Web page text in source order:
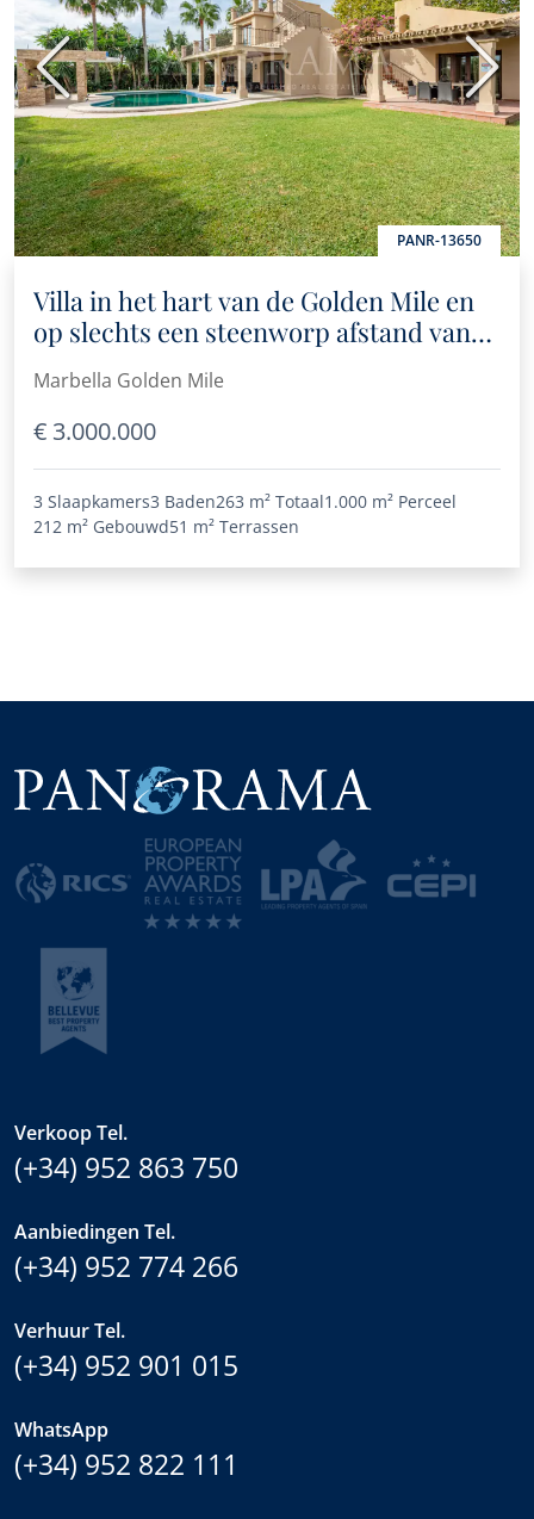
PANR-13650
Vorige
Villa in het hart van de Golden Mile en
op slechts een steenworp afstand van
het strand
Marbella Golden Mile
€ 3.000.000
3 Slaapkamers3 Baden263 m² Totaal1.000 m² Perceel
212 m² Gebouwd51 m² Terrassen
Verkoop Tel.
(+34) 952 863 750
Aanbiedingen Tel.
(+34) 952 774 266
Verhuur Tel.
(+34) 952 901 015
WhatsApp
(+34) 952 822 111